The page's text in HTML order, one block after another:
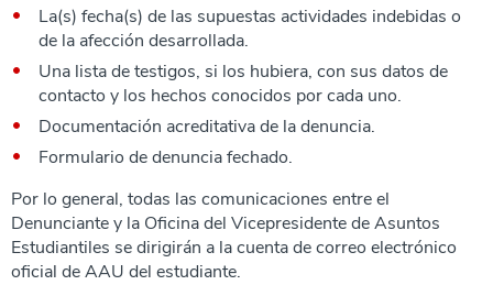
La(s) fecha(s) de las supuestas actividades indebidas o
de la afección desarrollada.
Una lista de testigos, si los hubiera, con sus datos de
contacto y los hechos conocidos por cada uno.
Documentación acreditativa de la denuncia.
Formulario de denuncia fechado.
Por lo general, todas las comunicaciones entre el
Denunciante y la Oficina del Vicepresidente de Asuntos
Estudiantiles se dirigirán a la cuenta de correo electrónico
oficial de AAU del estudiante.